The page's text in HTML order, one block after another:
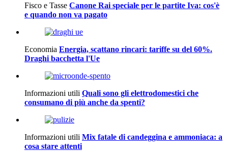
Fisco e Tasse Canone Rai speciale per le partite Iva: cos'è
e quando non va pagato
Economia Energia, scattano rincari: tariffe su del 60%.
Draghi bacchetta l'Ue
Informazioni utili Quali sono gli elettrodomestici che
consumano di più anche da spenti?
Informazioni utili Mix fatale di candeggina e ammoniaca: a
cosa stare attenti